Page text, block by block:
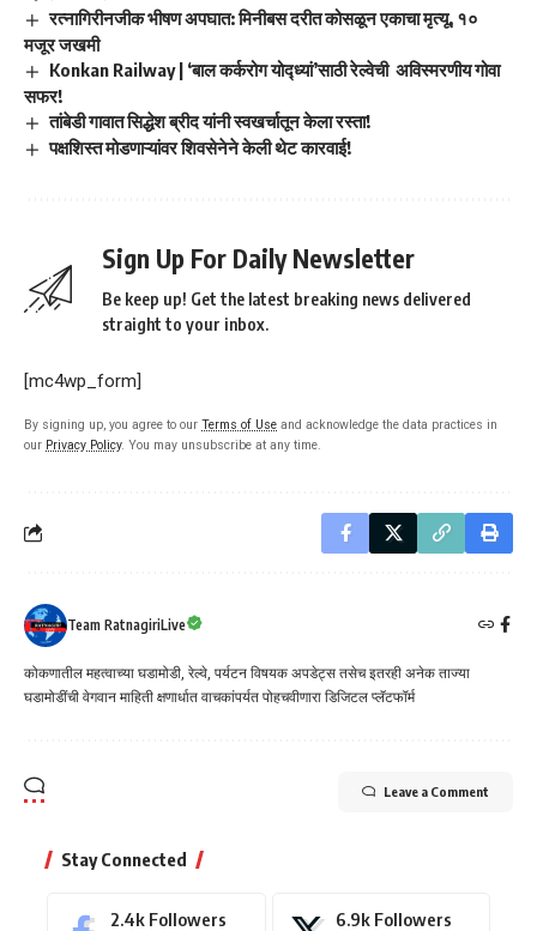
रत्नागिरीनजीक भीषण अपघात: मिनीबस दरीत कोसळून एकाचा मृत्यू, १०
मजूर जखमी
Konkan Railway | ‘बाल कर्करोग योद्ध्यां’साठी रेल्वेची अविस्मरणीय गोवा
सफर!
तांबेडी गावात सिद्धेश ब्रीद यांनी स्वखर्चातून केला रस्ता!
पक्षशिस्त मोडणाऱ्यांवर शिवसेनेने केली थेट कारवाई!
Sign Up For Daily Newsletter
Be keep up! Get the latest breaking news delivered
straight to your inbox.
[mc4wp_form]
By signing up, you agree to our Terms of Use and acknowledge the data practices in
our Privacy Policy. You may unsubscribe at any time.
Team RatnagiriLive
कोकणातील महत्वाच्या घडामोडी, रेल्वे, पर्यटन विषयक अपडेट्स तसेच इतरही अनेक ताज्या
घडामोडींची वेगवान माहिती क्षणार्धात वाचकांपर्यत पोहचवीणारा डिजिटल प्लॅटफॉर्म
Leave a Comment
Stay Connected
2.4k Followers 6.9k Followers